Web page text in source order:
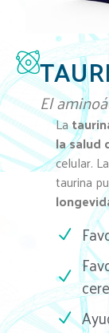
El
La
la salud
celular.
taurina